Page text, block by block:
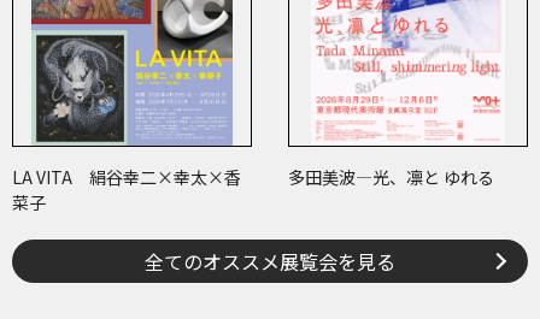
LA VITA 絹谷幸二×幸太×香
菜子
多田美波―光、凛と ゆれる
全てのオススメ展覧会を見る